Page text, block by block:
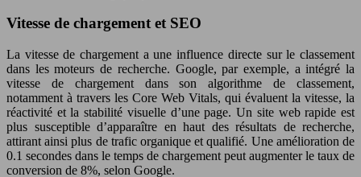
Vitesse de chargement et SEO
La vitesse de chargement a une influence directe sur le classement
dans les moteurs de recherche. Google, par exemple, a intégré la
vitesse de chargement dans son algorithme de classement,
notamment à travers les Core Web Vitals, qui évaluent la vitesse, la
réactivité et la stabilité visuelle d’une page. Un site web rapide est
plus susceptible d’apparaître en haut des résultats de recherche,
attirant ainsi plus de trafic organique et qualifié. Une amélioration de
0.1 secondes dans le temps de chargement peut augmenter le taux de
conversion de 8%, selon Google.